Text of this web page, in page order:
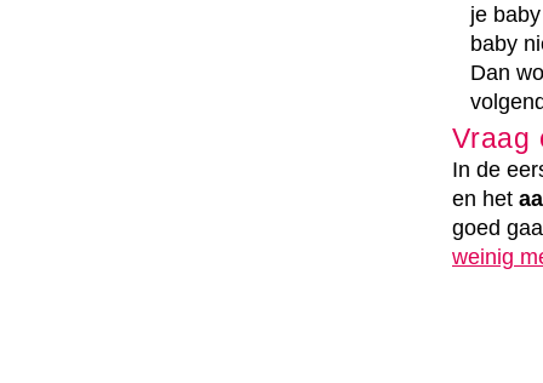
je
baby
Dan
Vraag
In de
en het
goed
weinig